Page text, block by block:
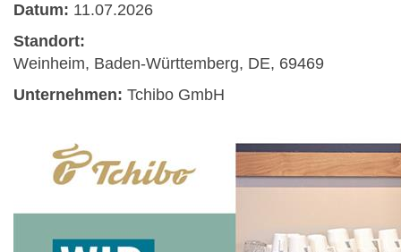
Datum: 11.07.2026
Standort:
Weinheim, Baden-Württemberg, DE, 69469
Unternehmen: Tchibo GmbH